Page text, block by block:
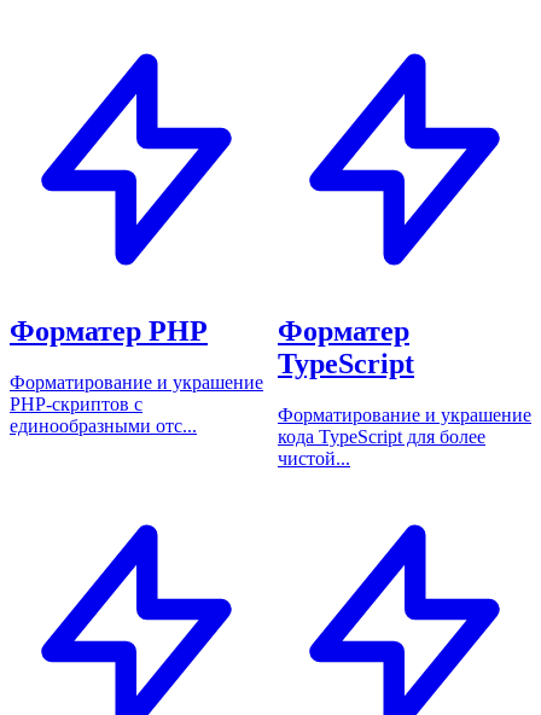
Форматер PHP
Форматирование и украшение
PHP-скриптов с
единообразными отс...
Форматер
TypeScript
Форматирование и украшение
кода TypeScript для более
чистой...